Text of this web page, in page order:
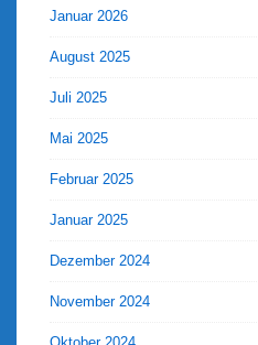
Januar 2026
August 2025
Juli 2025
Mai 2025
Februar 2025
Januar 2025
Dezember 2024
November 2024